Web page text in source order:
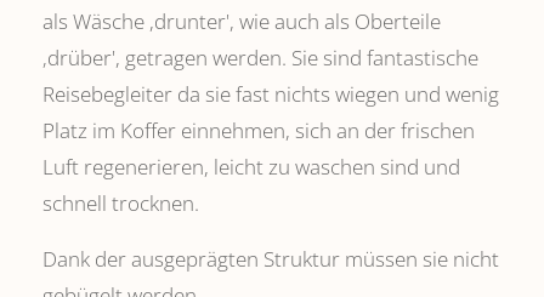
als Wäsche ,drunter', wie auch als Oberteile
‚drüber', getragen werden. Sie sind fantastische
Reisebegleiter da sie fast nichts wiegen und wenig
Platz im Koffer einnehmen, sich an der frischen
Luft regenerieren, leicht zu waschen sind und
schnell trocknen.
Dank der ausgeprägten Struktur müssen sie nicht